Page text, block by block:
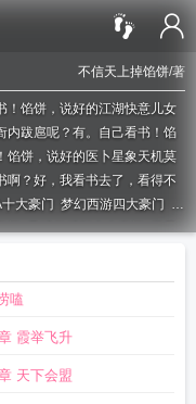
不信天上掉馅饼/著
！馅饼，说好的江湖快意儿女
内跋扈呢？有。自己看书！馅
馅饼，说好的医卜星象天机莫
啊？好，我看书去了，看得不
大豪门 梦幻西游四大豪门 香
门足球俱乐部十大豪门世界
升初四大豪门
的港澳四大豪门
免费收听梦幻四大豪门
嗑
霞举飞升
天下会盟